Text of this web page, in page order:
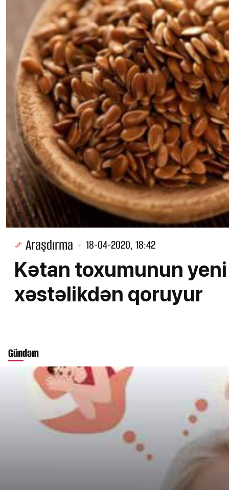
Araşdırma 18-04-2020, 18:42
Kətan toxumunun yeni
xəstəlikdən qoruyur
Gündəm